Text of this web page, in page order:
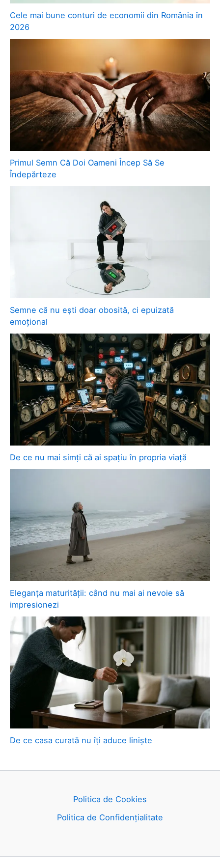
Cele mai bune conturi de economii din România în
2026
Primul Semn Că Doi Oameni Încep Să Se
Îndepărteze
Semne că nu ești doar obosită, ci epuizată
emoțional
De ce nu mai simți că ai spațiu în propria viață
Eleganța maturității: când nu mai ai nevoie să
impresionezi
De ce casa curată nu îți aduce liniște
Politica de Cookies
Politica de Confidențialitate